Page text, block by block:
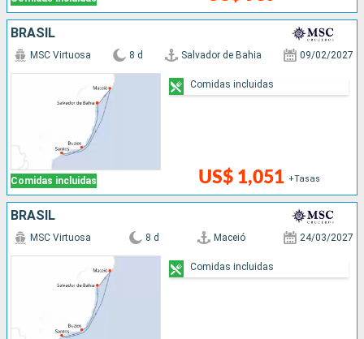
BRASIL
Comidas incluidas
MSC Virtuosa 8 d Salvador de Bahia 09/02/2027
US$ 1,051 +Tasas
Comidas incluidas
BRASIL
MSC Virtuosa 8 d Maceió 24/03/2027
Comidas incluidas